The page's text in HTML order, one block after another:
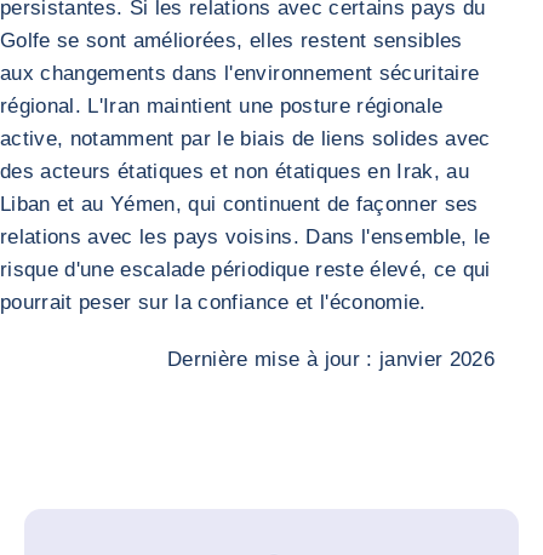
persistantes. Si les relations avec certains pays du
Golfe se sont améliorées, elles restent sensibles
aux changements dans l'environnement sécuritaire
régional. L'Iran maintient une posture régionale
active, notamment par le biais de liens solides avec
des acteurs étatiques et non étatiques en Irak, au
Liban et au Yémen, qui continuent de façonner ses
relations avec les pays voisins. Dans l'ensemble, le
risque d'une escalade périodique reste élevé, ce qui
pourrait peser sur la confiance et l'économie.
Dernière mise à jour : janvier 2026